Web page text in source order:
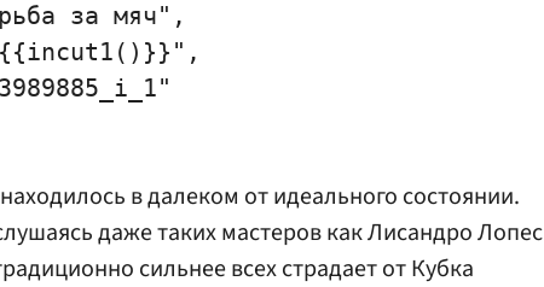
за мяч",
в далеком от идеального состоянии.
даже таких мастеров какЛисандро Лопес
сильнее всех страдает от Кубка